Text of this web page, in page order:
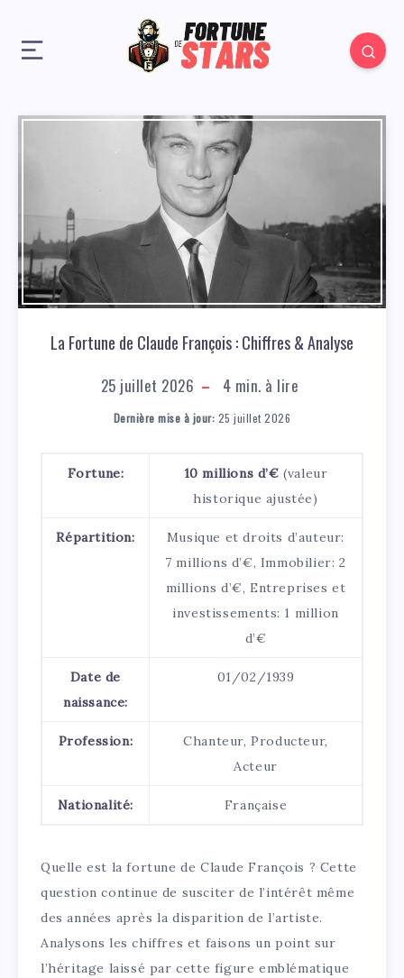
La Fortune de Claude François : Chiffres & Analyse
25 juillet 2026 4 min. à lire
Dernière mise à jour: 25 juillet 2026
Fortune: 10 millions d’€(valeur
historique ajustée)
Répartition:
Musique et droits d’auteur:
7 millions d’€, Immobilier: 2
millions d’€, Entreprises et
investissements: 1 million
d’€
Date de
naissance:
01/02/1939
Profession:
Chanteur, Producteur,
Acteur
Nationalité: Française
Quelle est la fortune de Claude François ? Cette
question continue de susciter de l’intérêt même
des années après la disparition de l’artiste.
Analysons les chiffres et faisons un point sur
l’héritage laissé par cette figure emblématique